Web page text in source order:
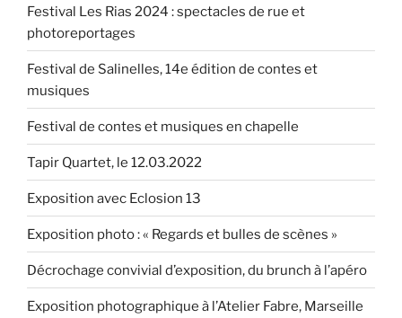
Festival Les Rias 2024 : spectacles de rue et
photoreportages
Festival de Salinelles, 14e édition de contes et
musiques
Festival de contes et musiques en chapelle
Tapir Quartet, le 12.03.2022
Exposition avec Eclosion 13
Exposition photo : « Regards et bulles de scènes »
Décrochage convivial d’exposition, du brunch à l’apéro
Exposition photographique à l’Atelier Fabre, Marseille